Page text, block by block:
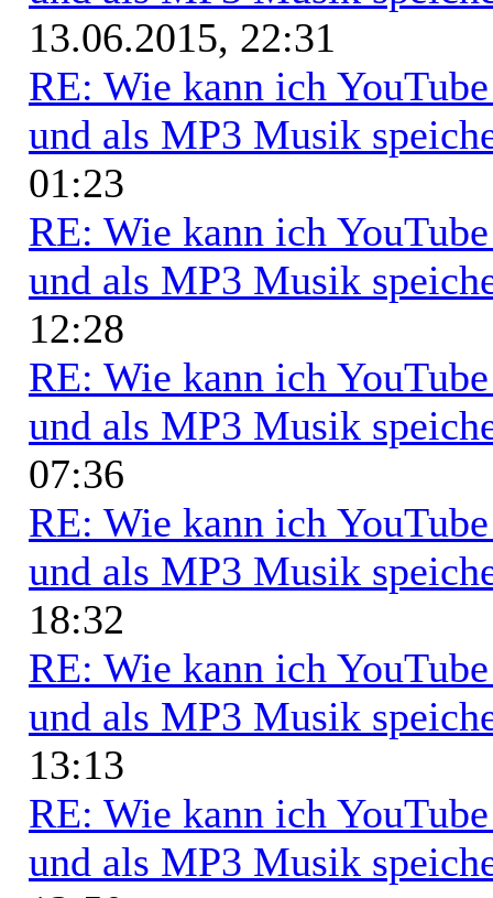
13.06.2015, 22:31
RE: Wie kann ich
und als MP3 Musik
01:23
RE: Wie kann ich
und als MP3 Musik
12:28
RE: Wie kann ich
und als MP3 Musik
07:36
RE: Wie kann ich
und als MP3 Musik
18:32
RE: Wie kann ich
und als MP3 Musik
13:13
RE: Wie kann ich
und als MP3 Musik